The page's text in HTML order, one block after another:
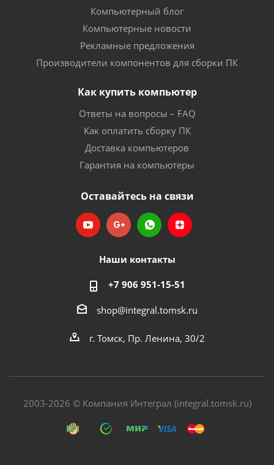
Компьютерный блог
Компьютерные новости
Рекламные предложения
Производители компонентов для сборки ПК
Как купить компьютер
Ответы на вопросы – FAQ
Как оплатить сборку ПК
Доставка компьютеров
Гарантия на компьютеры
Оставайтесь на связи
Наши контакты
+7 906 951-15-51
shop@integral.tomsk.ru
г. Томск, Пр. Ленина, 30/2
2003-2026 © Компания Интеграл (integral.tomsk.ru)